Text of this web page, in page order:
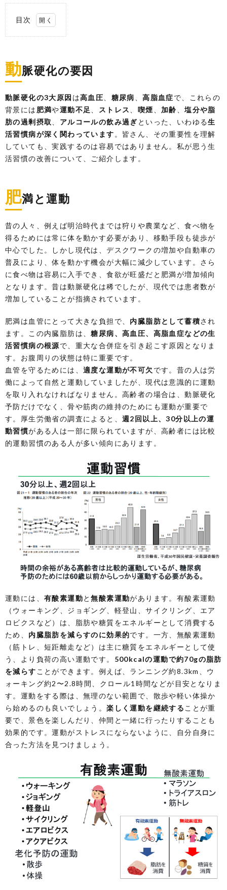
目次
1.
の要
因
肥満
と運
動
3.
4.
5.
Take
Message
動脈硬化の要因
動脈硬化の3大原因 は高血圧 糖尿病 、高脂血症で、これらの
背景には 肥満や運動不足 ストレス 喫煙 加齢 、塩分や脂
肪の過剰摂取
アルコールの飲み過ぎ といった、いわゆる生
活習慣病が深く関わっています 。皆さん、その重要性を理解
していても、実践するのは容易ではありません。私が思う生
活習慣の改善について、ご紹介します。
肥満と運動
昔の人々、例えば明治時代までは狩りや農業など、食べ物を
得るためには常に体を動かす必要があり、移動手段も徒歩が
中心でした。しかし現代は、デスクワークの増加や自動車の
普及により、体を動かす機会が大幅に減少しています。さら
に食べ物は容易に入手でき、食欲が旺盛だと肥満が増加傾向
となります。昔は動脈硬化は稀でしたが、現代では患者数が
増加していることが指摘されています。
肥満は血管にとって大きな負担で、 内臓脂肪として蓄積され
ます。この内臓脂肪は、糖尿病、高血圧、高脂血症などの生
活習慣病の根源で、重大な合併症を引き起こす原因となりま
す。お腹周りの状態は特に重要です。
血管を守るためには、 適度な運動が不可欠 です。昔の人は労
働によって自然と運動していましたが、現代は意識的に運動
を取り入れなければなりません。高齢者の場合は、動脈硬化
予防だけでなく、骨や筋肉の維持のためにも運動が重要で
す。厚生労働省の調査によると、 週2回以上、30分以上の運
動習慣がある人は一部に限られていますが、高齢者には比較
的運動習慣のある人が多い傾向にあります。
運動には、 有酸素運動と無酸素運動があります。有酸素運動
（ウォーキング、ジョギング、軽登山、サイクリング、エア
ロビクスなど）は、脂肪や糖質をエネルギーとして消費する
ため、 内臓脂肪を減らすのに効果的です。一方、無酸素運動
（筋トレ、短距離走など）は主に糖質をエネルギーとして使
う、より負荷の高い運動です。 500kcalの運動で約70gの脂肪
を減らす ことができます。例えば、ランニング約8.3km、ウ
ォーキング約2〜2.8時間、クロール1時間などが目安となりま
す。運動をする際は、無理のない範囲で、散歩や軽い体操か
ら始めるのも良いでしょう。楽しく運動を継続する ことが重
要で、景色を楽しんだり、仲間と一緒に行ったりすることも
効果的です。運動がストレスにならないように、自分自身に
合った方法を見つけましょう。